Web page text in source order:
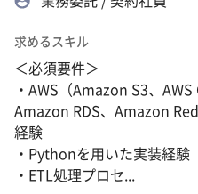
求めるスキル
＜必須要件＞
・AWS（Amazon S3、
Amazon RDS、Amazon
経験
・Pythonを用いた実装経験
・ETL処理プロセ...